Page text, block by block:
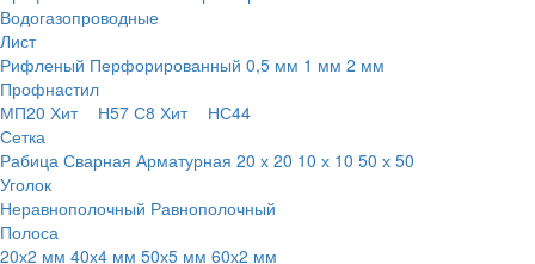
Водогазопроводные
Лист
Рифленый Перфорированный 0,5 мм 1 мм 2 мм
Профнастил
МП20 Хит Н57 С8 Хит
НС44
Сетка
Рабица Сварная Арматурная 20 х 20 10 х 10 50 х 50
Уголок
Неравнополочный Равнополочный
Полоса
20х2 мм 40х4 мм 50х5 мм 60х2 мм